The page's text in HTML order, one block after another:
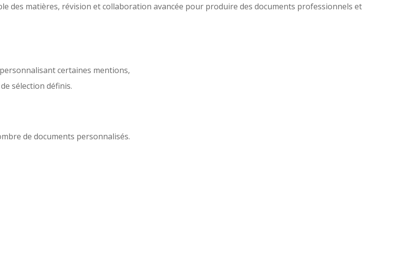
des matières, révision et collaboration avancée pour produire des documents professionnels et
certaines mentions,
sélection définis.
de documents personnalisés.